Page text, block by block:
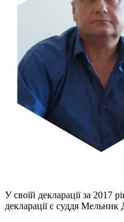
У своїй декларації за 2017
декларації є суддя